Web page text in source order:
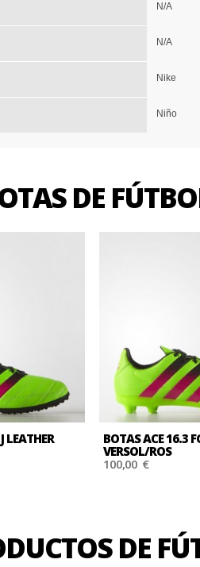
N/A
N/A
Nike
Niño
DE
LEATHER
BOTAS ACE 16.3
VERSOL/ROS
100,00 €
DE